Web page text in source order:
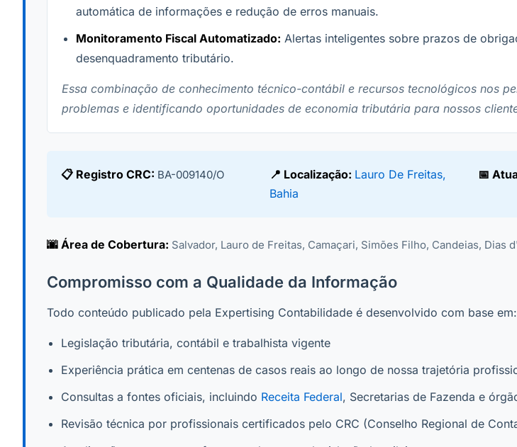
automática de informações e redução de erros manuais.
Monitoramento Fiscal Automatizado: Alertas inteligentes sobre prazos de
desenquadramento tributário.
Essa combinação de conhecimento técnico-contábil e recursos tecnológicos nos
problemas e identificando oportunidades de economia tributária para nossos
📋 Registro CRC: BA-009140/O 📍 Localização: Lauro De Freitas,
Bahia
📅
🌆 Área de Cobertura: Salvador, Lauro de Freitas, Camaçari, Simões Filho, Candeias, Dias
Compromisso com a Qualidade da Informação
Todo conteúdo publicado pela Expertising Contabilidade é desenvolvido com base em:
Legislação tributária, contábil e trabalhista vigente
Experiência prática em centenas de casos reais ao longo de nossa trajetória
Consultas a fontes oficiais, incluindo Receita Federal, Secretarias de Fazenda e
Revisão técnica por profissionais certificados pelo CRC (Conselho Regional de